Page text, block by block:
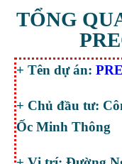
TỔNG
+ Tên dự án:
+ Chủ đầu tư:
Ốc Minh Thông